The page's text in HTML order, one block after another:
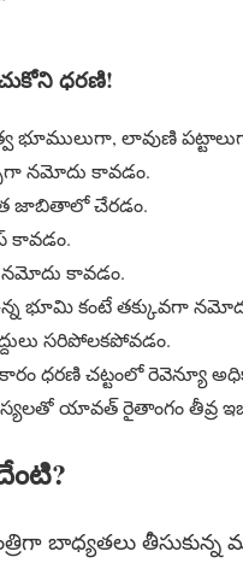
ధరణి!
భూములుగా, లావుణి
నమోదు కావడం.
జాబితాలో చేరడం.
కావడం.
నమోదు కావడం.
భూమి కంటే తక్కువగా
సరిపోలకపోవడం.
ధరణి చట్టంలో రెవెన్యూ
యావత్ రైతాంగం తీవ్ర
బాధ్యతలు